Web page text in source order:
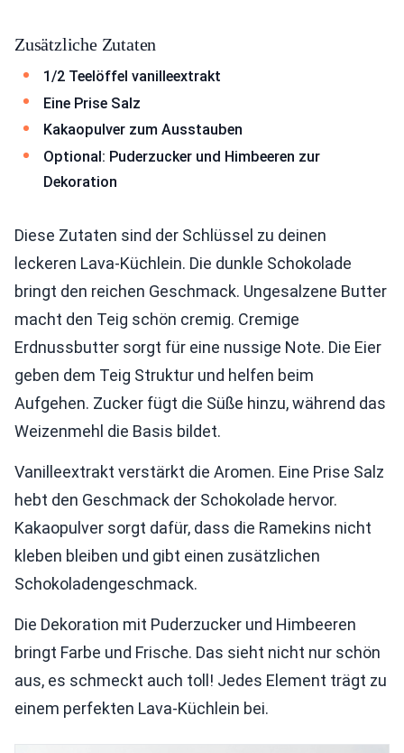
Zusätzliche Zutaten
1/2 Teelöffel vanilleextrakt
Eine Prise Salz
Kakaopulver zum Ausstauben
Optional: Puderzucker und Himbeeren zur
Dekoration
Diese Zutaten sind der Schlüssel zu deinen
leckeren Lava-Küchlein. Die dunkle Schokolade
bringt den reichen Geschmack. Ungesalzene Butter
macht den Teig schön cremig. Cremige
Erdnussbutter sorgt für eine nussige Note. Die Eier
geben dem Teig Struktur und helfen beim
Aufgehen. Zucker fügt die Süße hinzu, während das
Weizenmehl die Basis bildet.
Vanilleextrakt verstärkt die Aromen. Eine Prise Salz
hebt den Geschmack der Schokolade hervor.
Kakaopulver sorgt dafür, dass die Ramekins nicht
kleben bleiben und gibt einen zusätzlichen
Schokoladengeschmack.
Die Dekoration mit Puderzucker und Himbeeren
bringt Farbe und Frische. Das sieht nicht nur schön
aus, es schmeckt auch toll! Jedes Element trägt zu
einem perfekten Lava-Küchlein bei.